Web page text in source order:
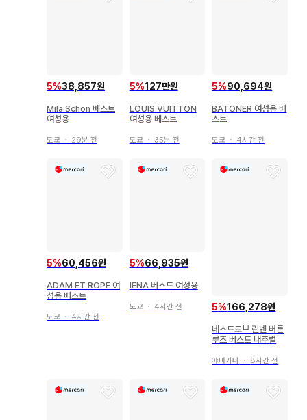
5%38,857원
Mila Schon 베스트
여성용
도쿄 ・ 29분 전
5%127만원
LOUIS VUITTON
여성용 베스트
도쿄 ・ 35분 전
5%90,694원
BATONER 여성용 베
스트
도쿄 ・ 4시간 전
5%60,456원
ADAM ET ROPE 여
성용 베스트
도쿄 ・ 4시간 전
5%66,935원
IENA 베스트 여성용
도쿄 ・ 4시간 전 5%166,278원
네스트로브 린넨 버튼
루즈 베스트 내추럴
야마가타 ・ 8시간 전